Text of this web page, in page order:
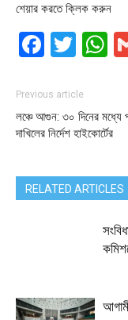
শেয়ার করতে ক্লিক করুন
Previous article
লঞ্চে আগুন: ৩০ দিনের মধ্যে
দাখিলের নির্দেশ হাইকোর্টের
RELATED ARTICLES